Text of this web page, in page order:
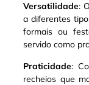
Versatilidade:
a diferentes
formais ou
servido como
Praticidade:
recheios que